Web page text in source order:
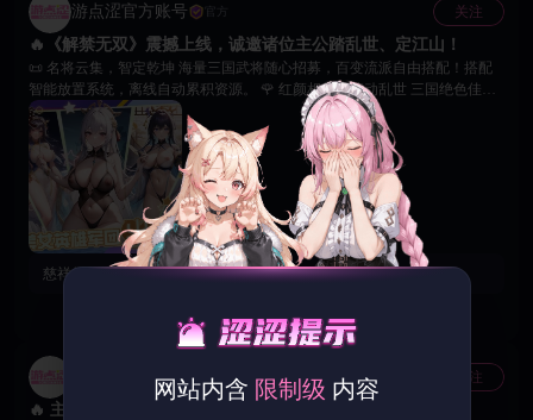
游点涩官方账号 官方 关注
🔥《解禁无双》震撼上线，诚邀诸位主公踏乱世、定江山！
📜 名将云集，智定乾坤 海量三国武将随心招募，百变流派自由搭配！搭配
智能放置系统，离线自动累积资源。 🌹 红颜相伴，情动乱世 三国绝色佳人
齐聚，解锁限制级成人剧情与调教系统专属道具，体验乱世中的柔情羁绊。
🎁 开服献礼，福利拉满 首周七日签到解锁限定美人等丰厚好礼！首周挂机
收益翻倍，领取招募好物与情缘道具！ ⚔️ 王权争霸，谁主沉浮 万人同服实
时竞技，全服争霸火热开启！运筹帷幄，决战沙场，书写属于你的江山美人
握的至高快感！
慈祥的大米：新手礼包氪什么? 什么礼包能帮快点解锁18+玩法?
游点涩官方账号 官方 关注
🔥 主公们，《解禁无双》三国情缘专属福利震撼登场啦！
网站内含 限制级 内容